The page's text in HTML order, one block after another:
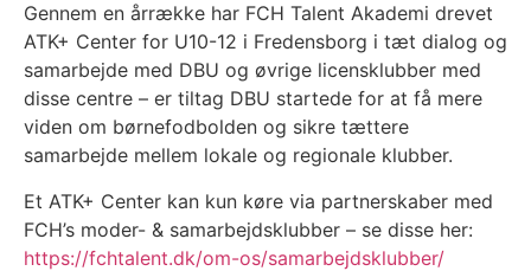
Gennem en årrække har FCH Talent Akademi drevet
ATK+ Center for U10-12 i Fredensborg i tæt dialog og
samarbejde med DBU og øvrige licensklubber med
disse centre – er tiltag DBU startede for at få mere
viden om børnefodbolden og sikre tættere
samarbejde mellem lokale og regionale klubber.
Et ATK+ Center kan kun køre via partnerskaber med
FCH’s moder- & samarbejdsklubber – se disse her:
https://fchtalent.dk/om-os/samarbejdsklubber/